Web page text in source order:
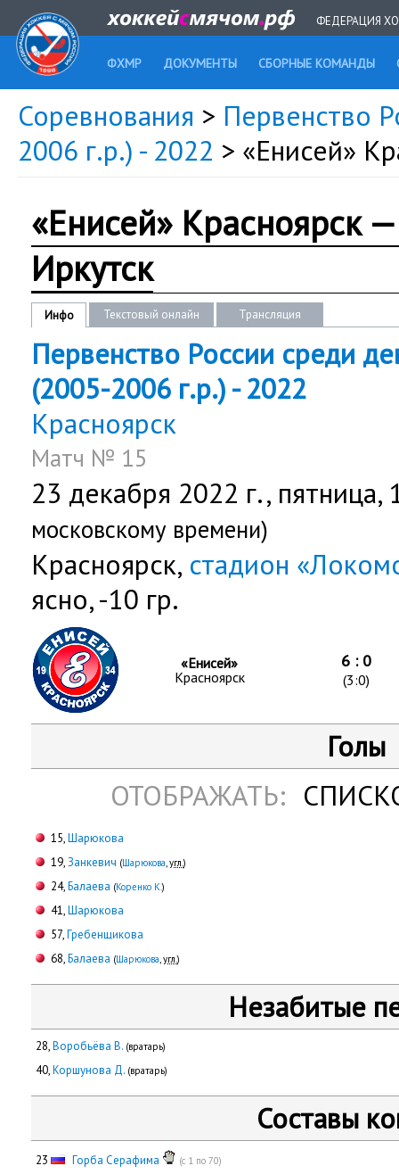
ФЕДЕРАЦИЯ
ФХМР ДОКУМЕНТЫ СБОРНЫЕ КОМАНДЫ
Соревнования > Первенство
2006 г.р.) - 2022 > «Енисей»
«Енисей» Красноярск
Иркутск
Инфо Текстовый онлайн Трансляция
Первенство России среди
(2005-2006 г.р.) - 2022
Красноярск
Матч № 15
23 декабря 2022 г., пятница,
московскому времени)
Красноярск, стадион
ясно, -10 гр.
«Енисей»
Красноярск
6 : 0
(3:0)
Голы
ОТОБРАЖАТЬ:
15,Шарюкова
19,Занкевич (Шарюкова,угл.)
24,Балаева (Коренко К.)
41,Шарюкова
57,Гребенщикова
68,Балаева (Шарюкова,угл.)
Незабитые
28,Воробьёва В. (вратарь)
40,Коршунова Д. (вратарь)
Составы
23 Горба Серафима (с 1 по 70)